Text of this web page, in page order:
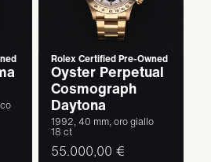
Rolex Certified Pre-Owned
Oyster Perpetual
Cosmograph
Daytona
1992, 40 mm, oro giallo
18 ct
55.000,00 €